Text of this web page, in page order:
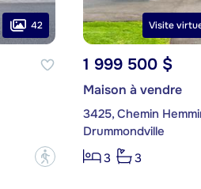
42
?
Visite
1 999 500 $
Maison à vendre
3425, Chemin
Drummondville
3
3